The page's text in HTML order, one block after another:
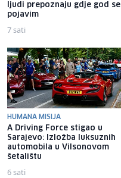
ljudi prepoznaju gdje god se
pojavim
7 sati
HUMANA MISIJA
A Driving Force stigao u
Sarajevo: Izložba luksuznih
automobila u Vilsonovom
šetalištu
6 sati